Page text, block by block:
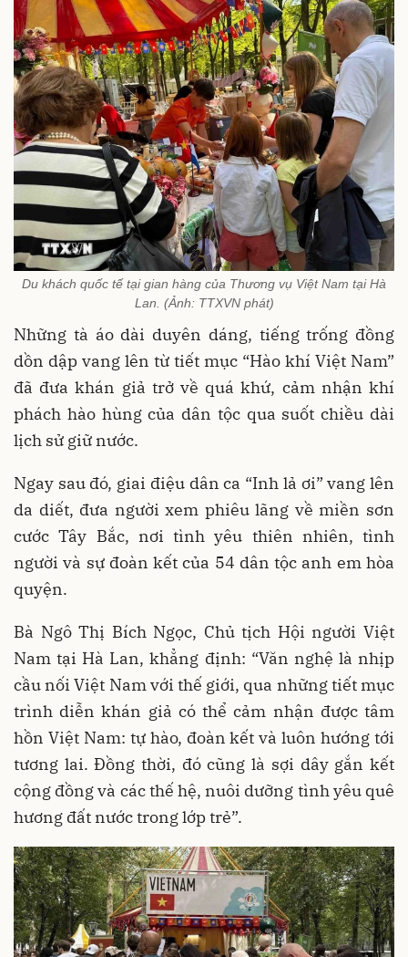
Du khách quốc tế tại gian hàng của Thương vụ Việt Nam tại Hà
Lan. (Ảnh: TTXVN phát)
Những tà áo dài duyên dáng, tiếng trống đồng
dồn dập vang lên từ tiết mục “Hào khí Việt Nam”
đã đưa khán giả trở về quá khứ, cảm nhận khí
phách hào hùng của dân tộc qua suốt chiều dài
lịch sử giữ nước.
Ngay sau đó, giai điệu dân ca “Inh lả ơi” vang lên
da diết, đưa người xem phiêu lãng về miền sơn
cước Tây Bắc, nơi tình yêu thiên nhiên, tình
người và sự đoàn kết của 54 dân tộc anh em hòa
quyện.
Bà Ngô Thị Bích Ngọc, Chủ tịch Hội người Việt
Nam tại Hà Lan, khẳng định: “Văn nghệ là nhịp
cầu nối Việt Nam với thế giới, qua những tiết mục
trình diễn khán giả có thể cảm nhận được tâm
hồn Việt Nam: tự hào, đoàn kết và luôn hướng tới
tương lai. Đồng thời, đó cũng là sợi dây gắn kết
cộng đồng và các thế hệ, nuôi dưỡng tình yêu quê
hương đất nước trong lớp trẻ”.